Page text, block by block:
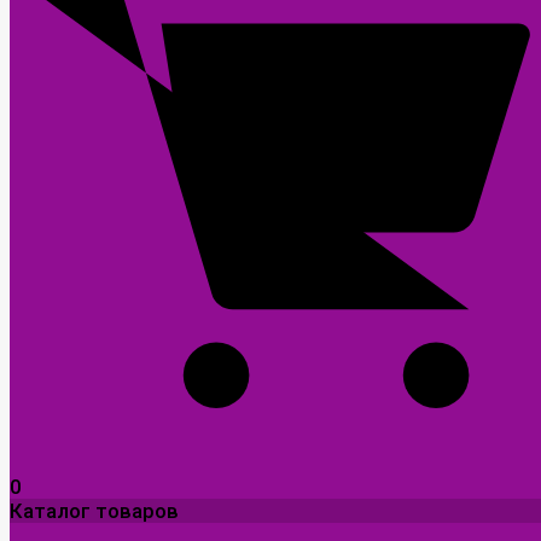
0
Каталог товаров